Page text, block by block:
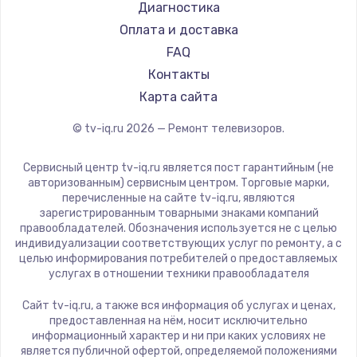
Замена видеокарты
1600 руб.
Заказать
Ремонт разъема питания
880 руб.
Заказать
Замена видеочипа
2745 руб.
Заказать
2600 руб.
Заказать
Hyundai
Doffler
Hiper
Grundig
HITACHI
Yandex
National
iFFALCON
Tuvio
Nord
BenQ
Диагностика
Оплата и доставка
FAQ
Контакты
Карта сайта
© tv-iq.ru 2026 — Ремонт телевизоров.
Сервисный центр tv-iq.ru является пост гарантийным (не
авторизованным) сервисным центром. Торговые марки,
перечисленные на сайте tv-iq.ru, являются
зарегистрированным товарными знаками компаний
правообладателей. Обозначения используется не с целью
индивидуализации соответствующих услуг по ремонту, а с
целью информирования потребителей о предоставляемых
услугах в отношении техники правообладателя
Сайт tv-iq.ru, а также вся информация об услугах и ценах,
предоставленная на нём, носит исключительно
информационный характер и ни при каких условиях не
является публичной офертой, определяемой положениями